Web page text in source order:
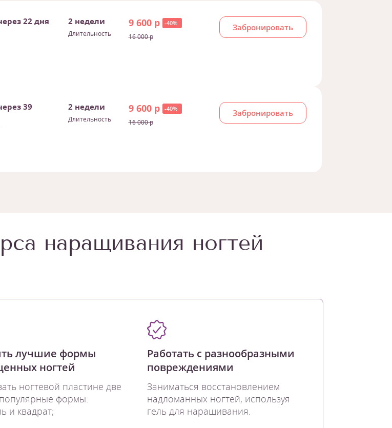
22 дня 2 недели
Длительность
9 600 р -40%
16 000 р
Забронировать
39
2 недели
Длительность
9 600 р -40%
16 000 р
Забронировать
наращивания ногтей
лучшие формы
ногтей
ногтевой пластине две
формы:
и квадрат;
Работать с разнообразными
повреждениями
Заниматься восстановлением
надломанных ногтей, используя
гель для наращивания.